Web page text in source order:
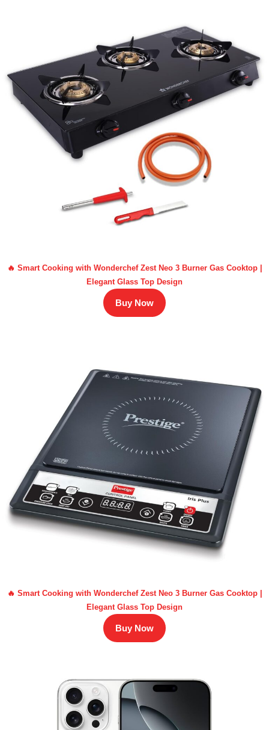
🔥 Smart Cooking with Wonderchef Zest Neo 3 Burner Gas Cooktop |
Elegant Glass Top Design
Buy Now
🔥 Smart Cooking with Wonderchef Zest Neo 3 Burner Gas Cooktop |
Elegant Glass Top Design
Buy Now